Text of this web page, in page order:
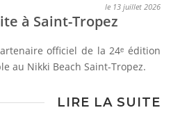
le 13 juillet 2026
à Saint-Tropez
officiel de la 24ᵉ édition
au Nikki Beach Saint-Tropez.
LIRE LA SUITE